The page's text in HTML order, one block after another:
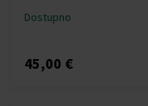
Dostupno
45,00 €